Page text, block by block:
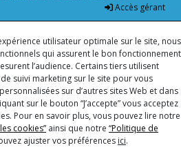
Accès gérant
utilisateur optimale sur le site, nous
qui assurent le bon fonctionnement
l’audience. Certains tiers utilisent
suivi marketing sur le site pour vous
sur d’autres sites Web et dans
sur le bouton “J’accepte” vous acceptez
Pour en savoir plus, vous pouvez lire notre
cookies” ainsi que notre “Politique de
ajuster vos préférences ici.